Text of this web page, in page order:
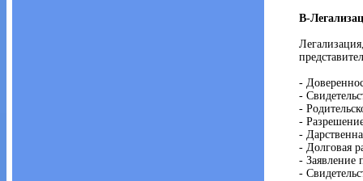
B-
-
-
-
-
-
- Долговая
- Заявление
-